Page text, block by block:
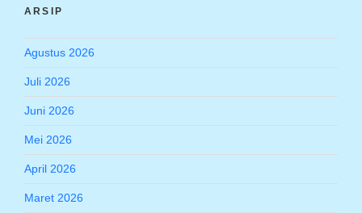
ARSIP
Agustus 2026
Juli 2026
Juni 2026
Mei 2026
April 2026
Maret 2026